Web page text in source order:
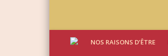
NOS RAISONS D’ÊTRE